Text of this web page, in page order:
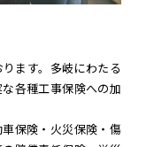
ます。多岐にわたる
各種工事保険への加
保険・火災保険・傷